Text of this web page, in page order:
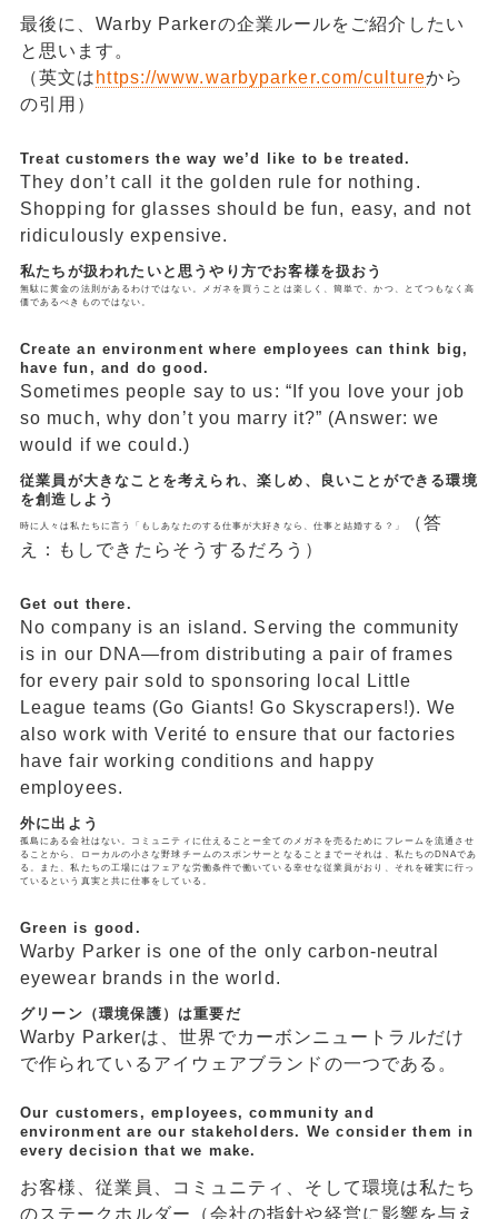
最後に、Warby Parkerの企業ルールをご紹介したい
と思います。
（英文は https://www.warbyparker.com/cultureから
の引用）
Treat customers the way we’d like to be treated.
They don’t call it the golden rule for nothing.
Shopping for glasses should be fun, easy, and not
ridiculously expensive.
私たちが扱われたいと思うやり方でお客様を扱おう
無駄に黄金の法則があるわけではない。メガネを買うことは楽しく、簡単で、かつ、とてつもなく高
価であるべきものではない。
Create an environment where employees can think big,
have fun, and do good.
Sometimes people say to us: “If you love your job
so much, why don’t you marry it?” (Answer: we
would if we could.)
従業員が大きなことを考えられ、楽しめ、良いことができる環境
を創造しよう
時に人々は私たちに言う「もしあなたのする仕事が大好きなら、仕事と結婚する？」
（答
え：もしできたらそうするだろう）
Get out there.
No company is an island. Serving the community
is in our DNA—from distributing a pair of frames
for every pair sold to sponsoring local Little
League teams (Go Giants! Go Skyscrapers!). We
also work with Verité to ensure that our factories
have fair working conditions and happy
employees.
外に出よう
孤島にある会社はない。コミュニティに仕えることー全てのメガネを売るためにフレームを流通させ
ることから、ローカルの小さな野球チームのスポンサーとなることまでーそれは、私たちのDNAであ
る。また、私たちの工場にはフェアな労働条件で働いている幸せな従業員がおり、それを確実に行っ
ているという真実と共に仕事をしている。
Green is good.
Warby Parker is one of the only carbon-neutral
eyewear brands in the world.
グリーン（環境保護）は重要だ
Warby Parkerは、世界でカーボンニュートラルだけ
で作られているアイウェアブランドの一つである。
Our customers, employees, community and
environment are our stakeholders. We consider them in
every decision that we make.
お客様、従業員、コミュニティ、そして環境は私たち
のステークホルダー（会社の指針や経営に影響を与え